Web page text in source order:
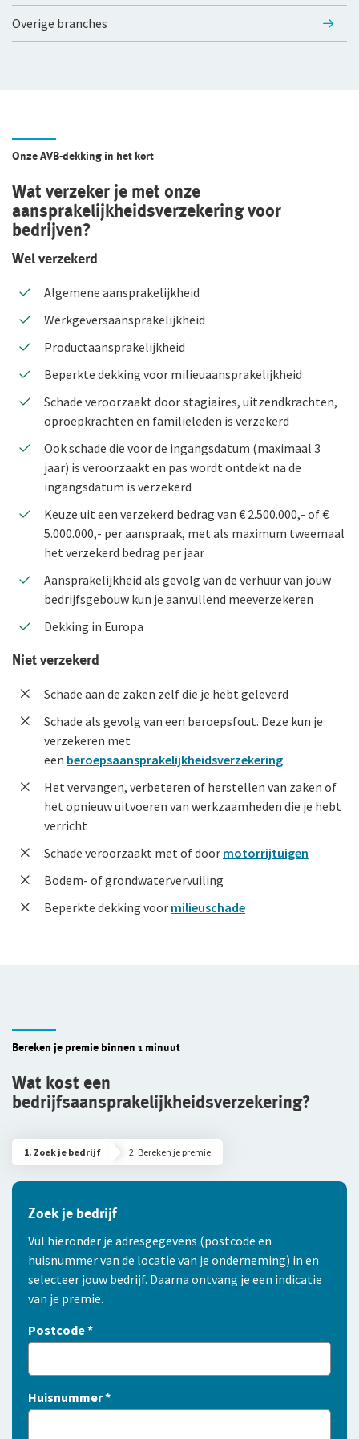
Duurzaam ondernemen
Traineeship
Stages en afstuderen
Arbeidsvoorwaarden
Sollicitatieprocedure
Privacyverklaring sollicitanten
Jaarverslag
Overige branches
Wat verzeker je met onze
aansprakelijkheids­verzekering voor
bedrijven?
Onze AVB-dekking in het kort
Wel verzekerd
Algemene aansprakelijkheid
Werkgeversaansprakelijkheid
Productaansprakelijkheid
Beperkte dekking voor milieuaansprakelijkheid
Schade veroorzaakt door stagiaires, uitzendkrachten,
oproepkrachten en familieleden is verzekerd
Ook schade die voor de ingangsdatum (maximaal 3
jaar) is veroorzaakt en pas wordt ontdekt na de
ingangsdatum is verzekerd
Keuze uit een verzekerd bedrag van € 2.500.000,- of €
5.000.000,- per aanspraak, met als maximum tweemaal
het verzekerd bedrag per jaar
Aansprakelijkheid als gevolg van de verhuur van jouw
bedrijfsgebouw kun je aanvullend meeverzekeren
Dekking in Europa
Niet verzekerd
Schade aan de zaken zelf die je hebt geleverd
Schade als gevolg van een beroepsfout. Deze kun je
verzekeren met
een beroepsaansprakelijkheidsverzekering
Het vervangen, verbeteren of herstellen van zaken of
het opnieuw uitvoeren van werkzaamheden die je hebt
verricht
Schade veroorzaakt met of door motorrijtuigen
Bodem- of grondwatervervuiling
Beperkte dekking voor milieuschade
Bereken je premie binnen 1 minuut
Wat kost een
bedrijfsaansprakelijkheidsverzekering?
1. Zoek je bedrijf 2. Bereken je premie
Zoek je bedrijf
Vul hieronder je adresgegevens (postcode en
huisnummer van de locatie van je onderneming) in en
selecteer jouw bedrijf. Daarna ontvang je een indicatie
van je premie.
Postcode*
Huisnummer*